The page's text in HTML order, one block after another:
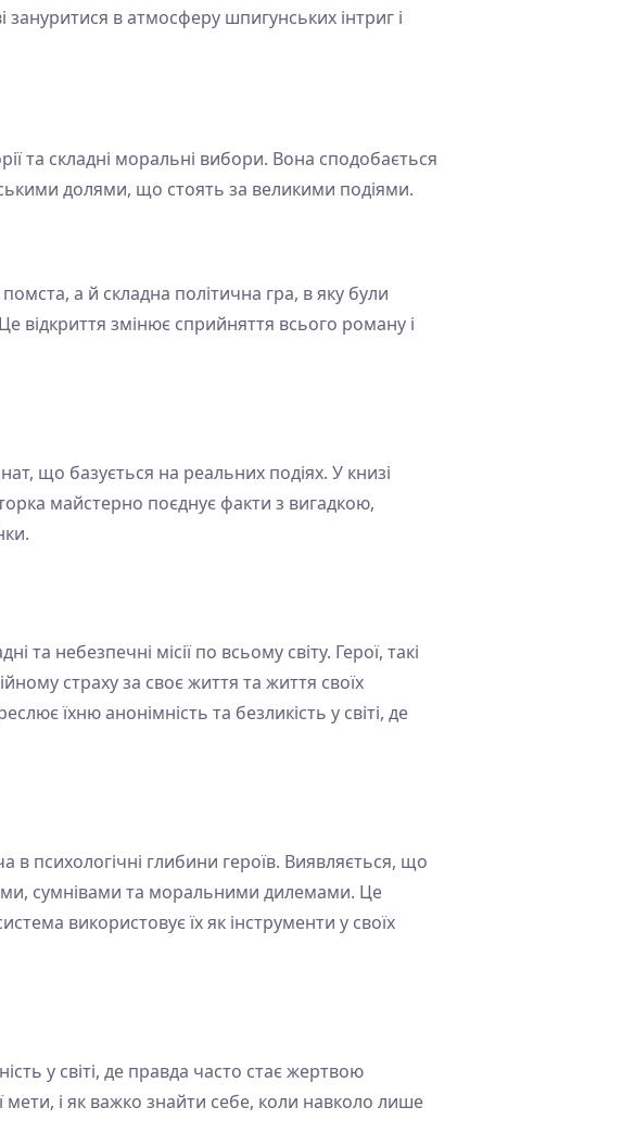
в атмосферу шпигунських інтриг і
та складні моральні вибори. Вона сподобається
долями, що стоять за великими подіями.
а й складна політична гра, в яку були
відкриття змінює сприйняття всього роману і
що базується на реальних подіях. У книзі
майстерно поєднує факти з вигадкою,
та небезпечні місії по всьому світу. Герої, такі
страху за своє життя та життя своїх
їхню анонімність та безликість у світі, де
в психологічні глибини героїв. Виявляється, що
сумнівами та моральними дилемами. Це
використовує їх як інструменти у своїх
у світі, де правда часто стає жертвою
мети, і як важко знайти себе, коли навколо лише